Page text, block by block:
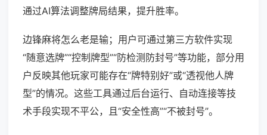
通过AI算法调整牌局结果，提升胜率。
边锋麻将怎么老是输；用户可通过第三方软件实现
“随意选牌”“控制牌型”“防检测防封号”等功能，部分用
户反映其他玩家可能存在“牌特别好”或“透视他人牌
型”的情况。这些工具通过后台运行、自动连接等技
术手段实现不平公，且“安全性高”“不被封号”。